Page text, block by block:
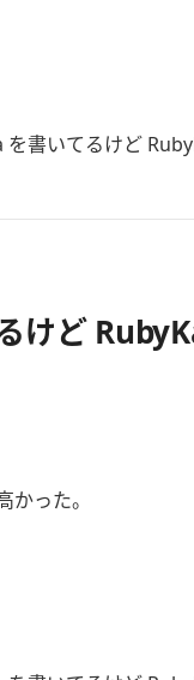
けど
かった。